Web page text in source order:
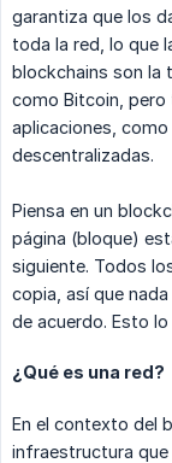
garantiza que los
toda la red, lo que
blockchains son la
como Bitcoin, pero
aplicaciones,
descentralizadas.
Piensa en un
página (bloque)
siguiente. Todos
copia, así que
de acuerdo. Esto
¿Qué es una red?
En el contexto del
infraestructura